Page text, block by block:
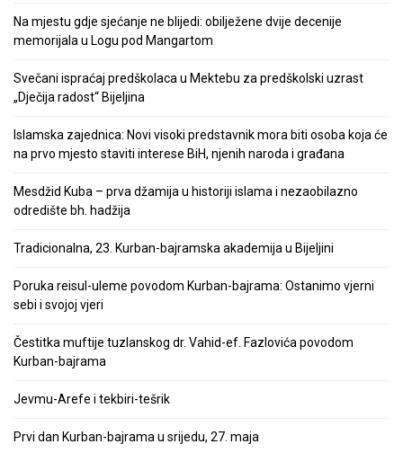
Na mjestu gdje sjećanje ne blijedi: obilježene dvije decenije
memorijala u Logu pod Mangartom
Svečani ispraćaj predškolaca u Mektebu za predškolski uzrast
„Dječija radost“ Bijeljina
Islamska zajednica: Novi visoki predstavnik mora biti osoba koja će
na prvo mjesto staviti interese BiH, njenih naroda i građana
Mesdžid Kuba – prva džamija u historiji islama i nezaobilazno
odredište bh. hadžija
Tradicionalna, 23. Kurban-bajramska akademija u Bijeljini
Poruka reisul-uleme povodom Kurban-bajrama: Ostanimo vjerni
sebi i svojoj vjeri
Čestitka muftije tuzlanskog dr. Vahid-ef. Fazlovića povodom
Kurban-bajrama
Jevmu-Arefe i tekbiri-tešrik
Prvi dan Kurban-bajrama u srijedu, 27. maja